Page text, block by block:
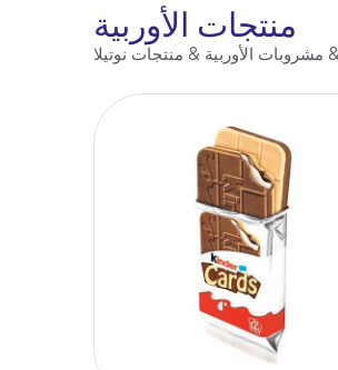
منتجات الأوربية